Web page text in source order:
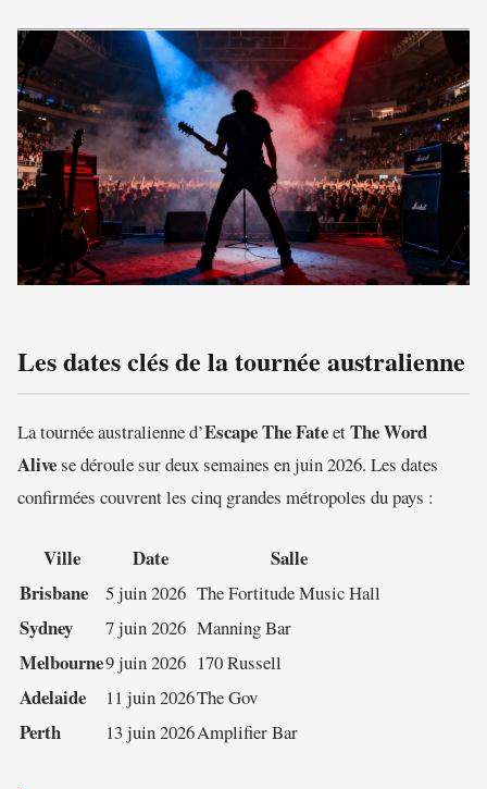
Les dates clés de la tournée australienne
La tournée australienne d’Escape The FateetThe Word
Alivese déroule sur deux semaines en juin 2026. Les dates
confirmées couvrent les cinq grandes métropoles du pays :
Ville Date
Salle
Brisbane
5 juin 2026 The Fortitude Music Hall
Sydney 7 juin 2026 Manning Bar
Melbourne9 juin 2026 170 Russell
Adelaide 11 juin 2026The Gov
Perth 13 juin 2026Amplifier Bar